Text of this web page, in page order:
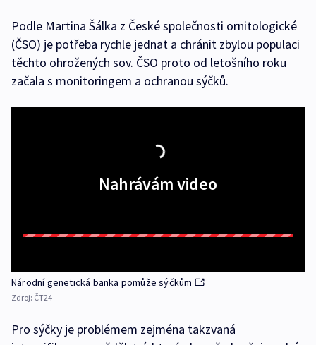
Podle Martina Šálka z České společnosti ornitologické
(ČSO) je potřeba rychle jednat a chránit zbylou populaci
těchto ohrožených sov. ČSO proto od letošního roku
začala s monitoringem a ochranou sýčků.
Nahrávám video
Národní genetická banka pomůže sýčkům
Zdroj: ČT24
Pro sýčky je problémem zejména takzvaná